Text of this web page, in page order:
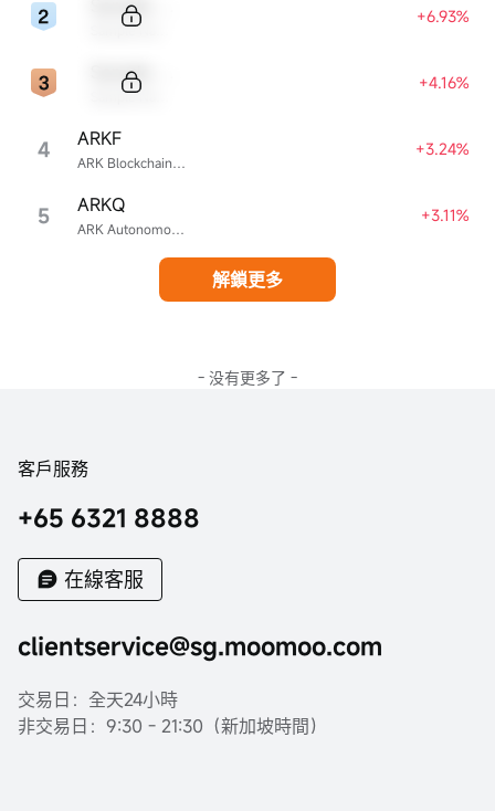
+6.93%
+4.16%
4 ARK Blockchain & Fintech Innovation ETF
ARKF +3.24%
5 ARK Autonomous Technology & Robotics ETF
ARKQ +3.11%
解鎖更多
- 没有更多了 -
客戶服務
+65 6321 8888
在線客服
clientservice@sg.moomoo.com
交易日：全天24小時
非交易日：9:30 - 21:30（新加坡時間）